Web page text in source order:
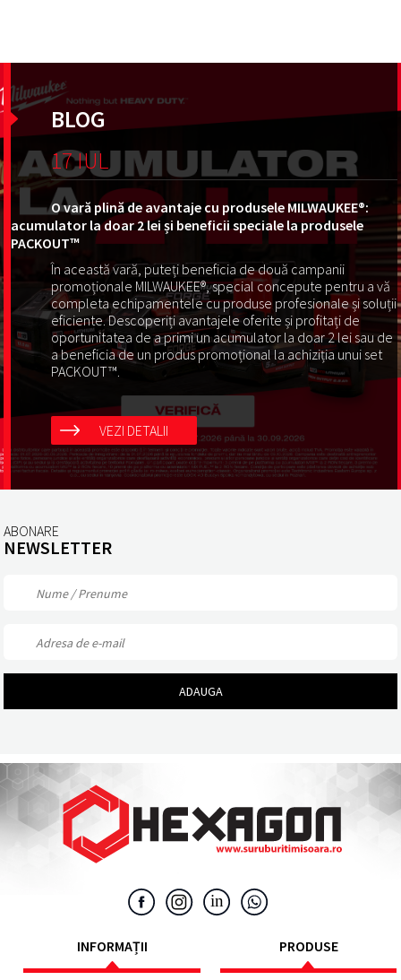
BLOG
17 IUL
O vară plină de avantaje cu produsele MILWAUKEE®:
acumulator la doar 2 lei și beneficii speciale la produsele
PACKOUT™
În această vară, puteți beneficia de două campanii
promoționale MILWAUKEE®, special concepute pentru a vă
completa echipamentele cu produse profesionale și soluții
eficiente. Descoperiți avantajele oferite și profitați de
oportunitatea de a primi un acumulator la doar 2 lei sau de
a beneficia de un produs promoțional la achiziția unui set
PACKOUT™.
VEZI DETALII
ABONARE
NEWSLETTER
INFORMAȚII PRODUSE